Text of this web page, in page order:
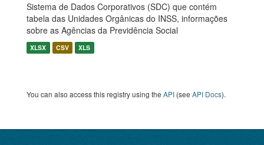
Sistema de Dados Corporativos (SDC) que contém
tabela das Unidades Orgânicas do INSS, informações
sobre as Agências da Previdência Social
XLSX CSV XLS
You can also access this registry using the API (see API Docs).